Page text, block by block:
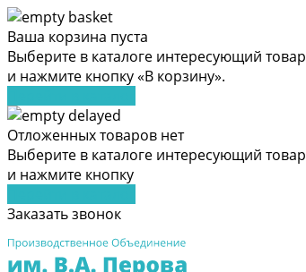
Ваша корзина пуста
Выберите в каталоге интересующий товар
и нажмите кнопку «В корзину».
Отложенных товаров нет
Выберите в каталоге интересующий товар
и нажмите кнопку
Заказать звонок